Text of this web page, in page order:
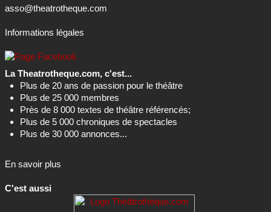
asso@theatrotheque.com
Informations légales
La Theatrotheque.com, c'est...
Plus de 20 ans de passion pour le théâtre
Plus de 25 000 membres
Près de 8 000 textes de théâtre référencés;
Plus de 5 000 chroniques de spectacles
Plus de 30 000 annonces...
En savoir plus
C'est aussi